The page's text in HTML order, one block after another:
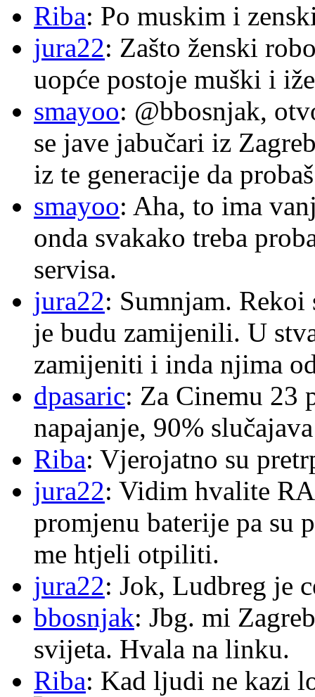
Riba: Po muskim i
jura22: Zašto ženski
uopće postoje muški i
smayoo: @bbosnjak,
se jave jabučari iz
iz te generacije da
smayoo: Aha, to ima
onda svakako treba
servisa.
jura22: Sumnjam. Rekoi
je budu zamijenili. U
zamijeniti i inda njima
dpasaric: Za Cinemu 23
napajanje, 90%
Riba: Vjerojatno su
jura22: Vidim hvalite
promjenu baterije pa su
me htjeli otpiliti.
jura22: Jok, Ludbreg je
bbosnjak: Jbg. mi
svijeta. Hvala na linku.
Riba: Kad ljudi ne kazi